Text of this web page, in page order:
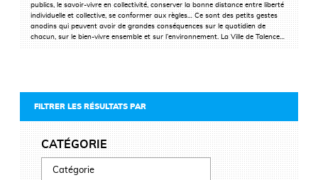
publics, le savoir-vivre en collectivité, conserver la bonne distance entre liberté
individuelle et collective, se conformer aux règles… Ce sont des petits gestes
anodins qui peuvent avoir de grandes conséquences sur le quotidien de
chacun, sur le bien-vivre ensemble et sur l’environnement. La Ville de Talence…
FILTRER LES RÉSULTATS PAR
CATÉGORIE